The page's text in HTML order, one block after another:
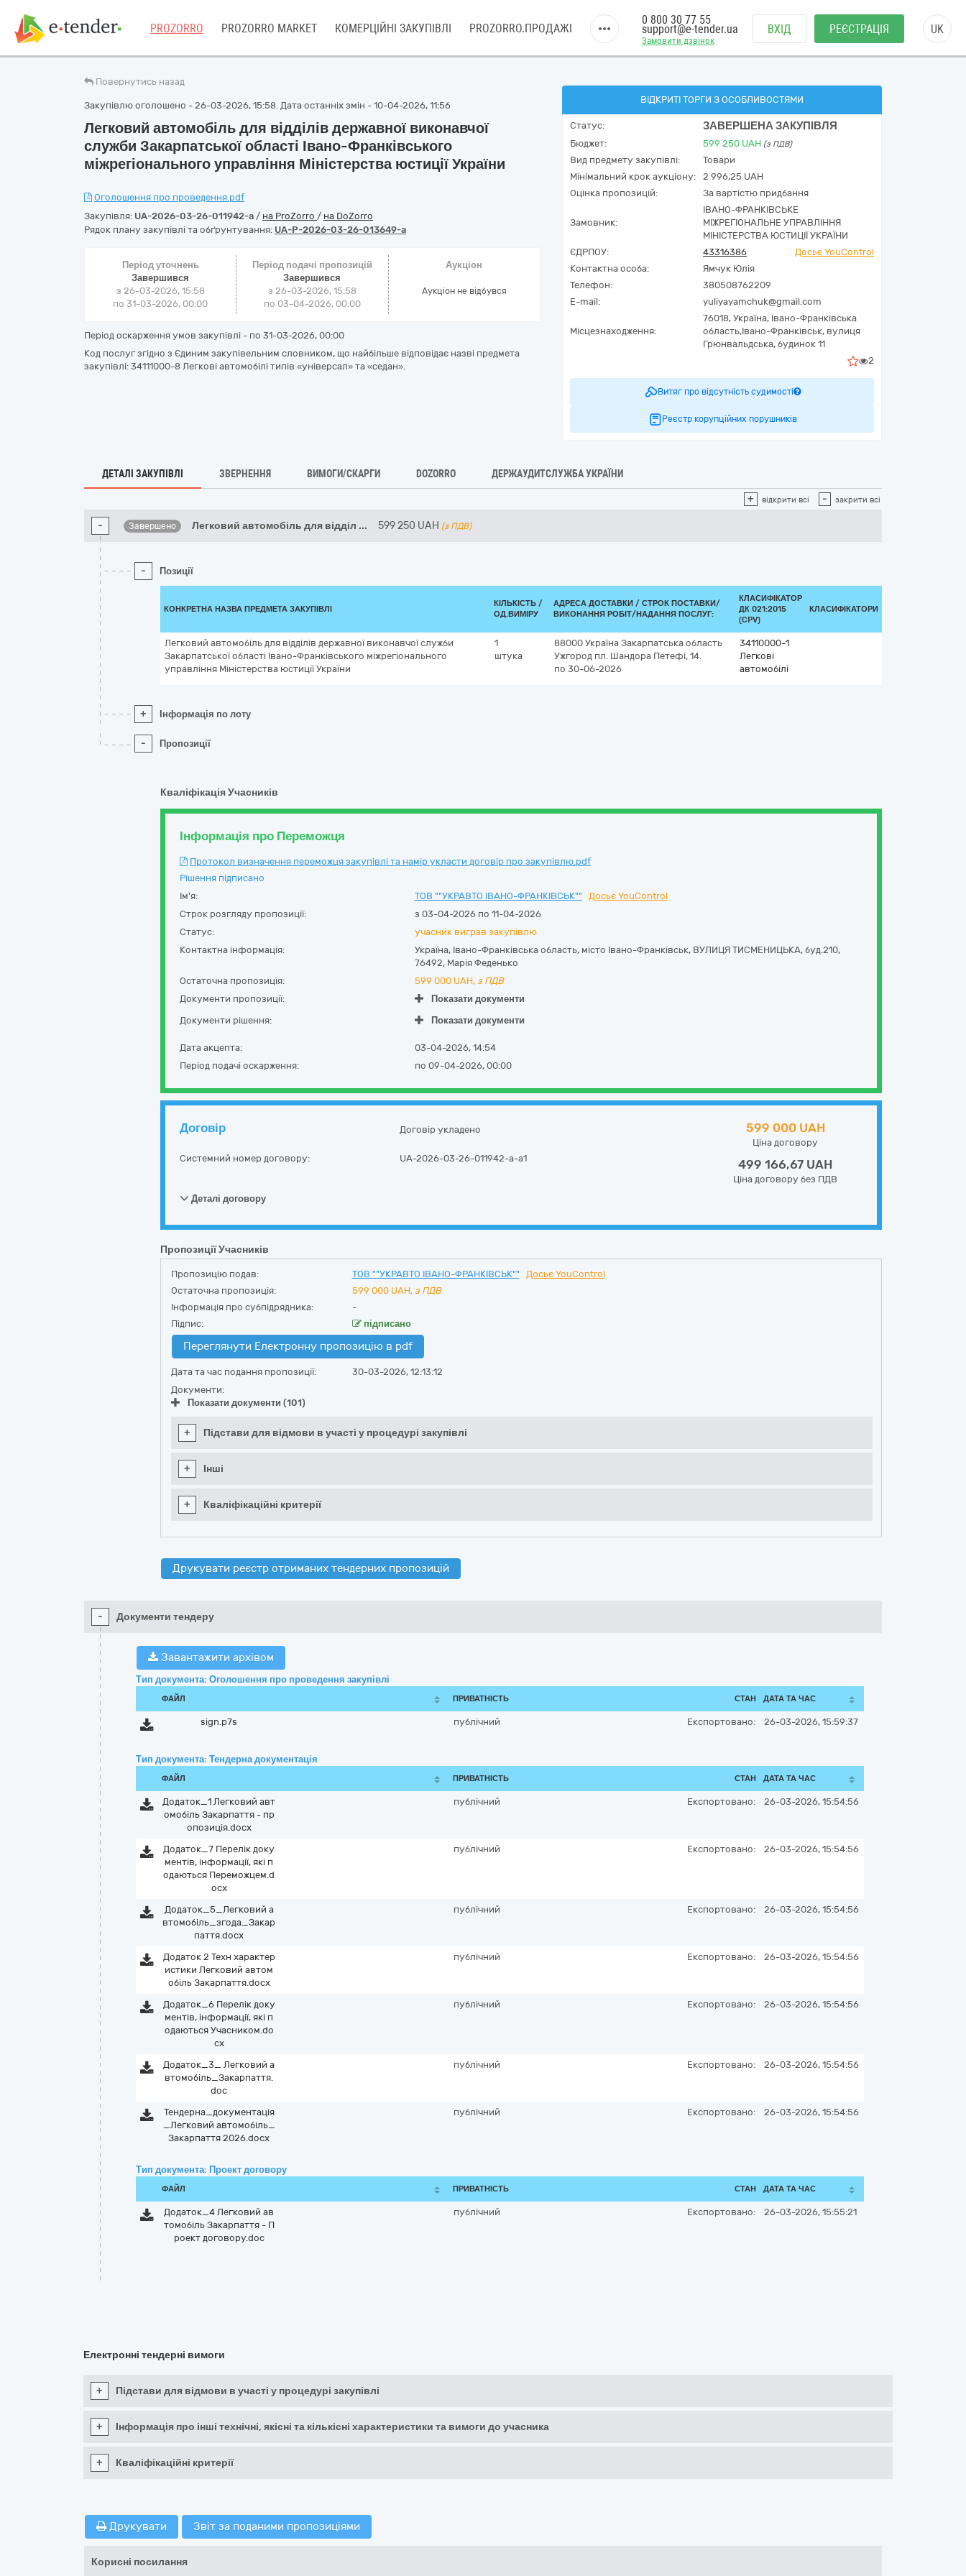
PROZORRO PROZORRO MARKET КОМЕРЦІЙНІ ЗАКУПІВЛІ PROZORRO.ПРОДАЖІ
Замовити дзвінок
0 800 30 77 55
support@e-tender.ua ВХІД РЕЄСТРАЦІЯ UK
Повернутись назад
Закупівлю оголошено - 26-03-2026, 15:58. Дата останніх змін - 10-04-2026, 11:56
Легковий автомобіль для відділів державної виконавчої
служби Закарпатської області Івано-Франківського
міжрегіонального управління Міністерства юстиції України
Оголошення про проведення.pdf
Закупівля: UA-2026-03-26-011942-a / на ProZorro / на DoZorro
Рядок плану закупівлі та обґрунтування: UA-P-2026-03-26-013649-a
Період уточнень
Завершився
з 26-03-2026, 15:58
по 31-03-2026, 00:00
Період подачі пропозицій
Завершився
з 26-03-2026, 15:58
по 03-04-2026, 00:00
Аукціон
Аукціон не відбувся
Період оскарження умов закупівлі - по 31-03-2026, 00:00
Код послуг згідно з Єдиним закупівельним словником, що найбільше відповідає назві предмета
закупівлі: 34111000-8 Легкові автомобілі типів «універсал» та «седан».
ВІДКРИТІ ТОРГИ З ОСОБЛИВОСТЯМИ
Статус: ЗАВЕРШЕНА ЗАКУПІВЛЯ
Бюджет: 599 250 UAH (з ПДВ)
Вид предмету закупівлі:
Товари
Мінімальний крок аукціону:
2 996,25 UAH
Оцінка пропозицій:
За вартістю придбання
Замовник:
ІВАНО-ФРАНКІВСЬКЕ
МІЖРЕГІОНАЛЬНЕ УПРАВЛІННЯ
МІНІСТЕРСТВА ЮСТИЦІЇ УКРАЇНИ
ЄДРПОУ:
43316386
Досьє YouControl
Контактна особа:
Ямчук Юлія
Телефон:
380508762209
E-mail:
yuliyayamchuk@gmail.com
Місцезнаходження:
76018, Україна, Івано-Франківська
область,Івано-Франківськ, вулиця
Грюнвальдська, будинок 11
2
Витяг про відсутність судимості
Реєстр корупційних порушників
ДЕТАЛІ ЗАКУПІВЛІ ЗВЕРНЕННЯ ВИМОГИ/СКАРГИ DOZORRO ДЕРЖАУДИТСЛУЖБА УКРАЇНИ
+ відкрити всі - закрити всі
- Завершено Легковий автомобіль для відділ ... 599 250 UAH (з ПДВ)
- Позиції
КОНКРЕТНА НАЗВА ПРЕДМЕТА ЗАКУПІВЛІ
КІЛЬКІСТЬ /
ОД.ВИМІРУ
АДРЕСА ДОСТАВКИ / СТРОК ПОСТАВКИ/
ВИКОНАННЯ РОБІТ/НАДАННЯ ПОСЛУГ:
КЛАСИФІКАТОР
ДК 021:2015
(CPV)
КЛАСИФІКАТОРИ
Легковий автомобіль для відділів державної виконавчої служби
Закарпатської області Івано-Франківського міжрегіонального
управління Міністерства юстиції України
1
штука
88000 Україна Закарпатська область
Ужгород пл. Шандора Петефі, 14.
по 30-06-2026
34110000-1
Легкові
автомобілі
+ Інформація по лоту
- Пропозиції
Кваліфікація Учасників
Інформація про Переможця
Протокол визначення переможця закупівлі та намір укласти договір про закупівлю.pdf
Рішення підписано
Ім'я:
ТОВ ""УКРАВТО ІВАНО-ФРАНКІВСЬК""
Досьє YouControl
Строк розгляду пропозиції:
з 03-04-2026 по 11-04-2026
Статус:
учасник виграв закупівлю
Контактна інформація:
Україна, Івано-Франківська область, місто Івано-Франківськ, ВУЛИЦЯ ТИСМЕНИЦЬКА, буд.210,
76492, Марія Феденько
Остаточна пропозиція:
599 000 UAH, з ПДВ
Документи пропозиції:
Показати документи
Документи рішення:
Показати документи
Дата акцепта:
03-04-2026, 14:54
Період подачі оскарження:
по 09-04-2026, 00:00
Договір Договір укладено
Системний номер договору: UA-2026-03-26-011942-a-a1
599 000 UAH
Ціна договору
499 166,67 UAH
Ціна договору без ПДВ
Деталі договору
Пропозиції Учасників
Пропозицію подав: ТОВ ""УКРАВТО ІВАНО-ФРАНКІВСЬК""
Досьє YouControl
Остаточна пропозиція:
599 000 UAH, з ПДВ
Інформація про субпідрядника:
-
Підпис:
підписано
Переглянути Електронну пропозицію в pdf
Дата та час подання пропозиції:
30-03-2026, 12:13:12
Документи:
Показати документи (101)
+ Підстави для відмови в участі у процедурі закупівлі
+ Інші
+ Кваліфікаційні критерії
Друкувати реєстр отриманих тендерних пропозицій
- Документи тендеру
Завантажити архівом
Тип документа: Оголошення про проведення закупівлі
ФАЙЛ ПРИВАТНІСТЬ СТАН ДАТА ТА ЧАС
sign.p7s публічний Експортовано: 26-03-2026, 15:59:37
Тип документа: Тендерна документація
ФАЙЛ ПРИВАТНІСТЬ СТАН ДАТА ТА ЧАС
Додаток_1 Легковий авт
омобіль Закарпаття - пр
опозиція.docx
публічний Експортовано: 26-03-2026, 15:54:56
Додаток_7 Перелік доку
ментів, інформації, які п
одаються Переможцем.d
ocx
публічний Експортовано: 26-03-2026, 15:54:56
Додаток_5_Легковий а
втомобіль_згода_Закар
паття.docx
публічний Експортовано: 26-03-2026, 15:54:56
Додаток 2 Техн характер
истики Легковий автом
обіль Закарпаття.docx
публічний Експортовано: 26-03-2026, 15:54:56
Додаток_6 Перелік доку
ментів, інформації, які п
одаються Учасником.do
cx
публічний Експортовано: 26-03-2026, 15:54:56
Додаток_3_ Легковий а
втомобіль_Закарпаття.
doc
публічний Експортовано: 26-03-2026, 15:54:56
Тендерна_документація
_Легковий автомобіль_
Закарпаття 2026.docx
публічний Експортовано: 26-03-2026, 15:54:56
Тип документа: Проект договору
ФАЙЛ ПРИВАТНІСТЬ СТАН ДАТА ТА ЧАС
Додаток_4 Легковий ав
томобіль Закарпаття - П
роект договору.doc
публічний Експортовано: 26-03-2026, 15:55:21
Електронні тендерні вимоги
+ Підстави для відмови в участі у процедурі закупівлі
+ Інформація про інші технічні, якісні та кількісні характеристики та вимоги до учасника
+ Кваліфікаційні критерії
Друкувати Звіт за поданими пропозиціями
Корисні посилання